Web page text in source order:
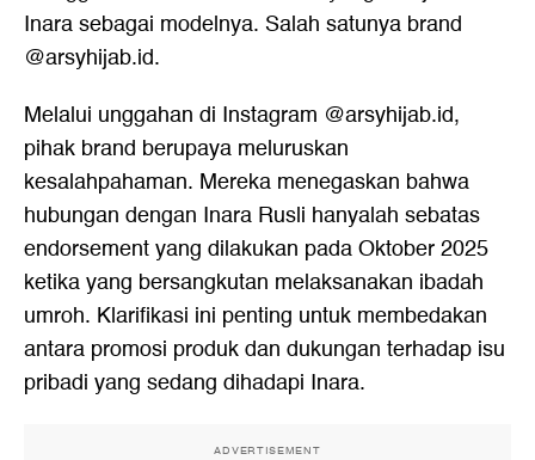
Inara sebagai modelnya. Salah satunya brand
@arsyhijab.id.
Melalui unggahan di Instagram @arsyhijab.id,
pihak brand berupaya meluruskan
kesalahpahaman. Mereka menegaskan bahwa
hubungan dengan Inara Rusli hanyalah sebatas
endorsement yang dilakukan pada Oktober 2025
ketika yang bersangkutan melaksanakan ibadah
umroh. Klarifikasi ini penting untuk membedakan
antara promosi produk dan dukungan terhadap isu
pribadi yang sedang dihadapi Inara.
ADVERTISEMENT